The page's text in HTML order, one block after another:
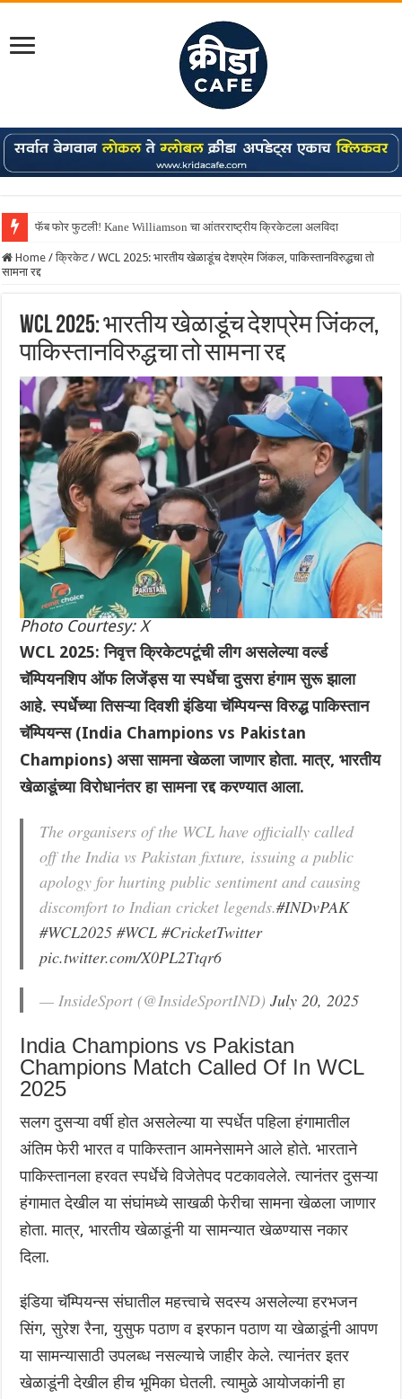
फॅब फोर फुटली! Kane Williamson चा आंतरराष्ट्रीय क्रिकेटला अलविदा
Home / क्रिकेट / WCL 2025: भारतीय खेळाडूंच देशप्रेम जिंकल, पाकिस्तानविरुद्धचा तो
सामना रद्द
WCL 2025: भारतीय खेळाडूंच देशप्रेम जिंकल,
पाकिस्तानविरुद्धचा तो सामना रद्द
Photo Courtesy: X
WCL 2025: निवृत्त क्रिकेटपटूंची लीग असलेल्या वर्ल्ड
चॅम्पियनशिप ऑफ लिजेंड्स या स्पर्धेचा दुसरा हंगाम सुरू झाला
आहे. स्पर्धेच्या तिसऱ्या दिवशी इंडिया चॅम्पियन्स विरुद्ध पाकिस्तान
चॅम्पियन्स (India Champions vs Pakistan
Champions) असा सामना खेळला जाणार होता. मात्र, भारतीय
खेळाडूंच्या विरोधानंतर हा सामना रद्द करण्यात आला.
The organisers of the WCL have officially called
off the India vs Pakistan fixture, issuing a public
apology for hurting public sentiment and causing
discomfort to Indian cricket legends.#INDvPAK
#WCL2025 #WCL #CricketTwitter
pic.twitter.com/X0PL2Ttqr6
— InsideSport (@InsideSportIND)July 20, 2025
India Champions vs Pakistan
Champions Match Called Of In WCL
2025
सलग दुसऱ्या वर्षी होत असलेल्या या स्पर्धेत पहिला हंगामातील
अंतिम फेरी भारत व पाकिस्तान आमनेसामने आले होते. भारताने
पाकिस्तानला हरवत स्पर्धेचे विजेतेपद पटकावलेले. त्यानंतर दुसऱ्या
हंगामात देखील या संघांमध्ये साखळी फेरीचा सामना खेळला जाणार
होता. मात्र, भारतीय खेळाडूंनी या सामन्यात खेळण्यास नकार
दिला.
इंडिया चॅम्पियन्स संघातील महत्त्वाचे सदस्य असलेल्या हरभजन
सिंग, सुरेश रैना, युसुफ पठाण व इरफान पठाण या खेळाडूंनी आपण
या सामन्यासाठी उपलब्ध नसल्याचे जाहीर केले. त्यानंतर इतर
खेळाडूंनी देखील हीच भूमिका घेतली. त्यामुळे आयोजकांनी हा